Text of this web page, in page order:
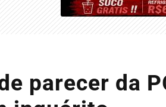
parecer da